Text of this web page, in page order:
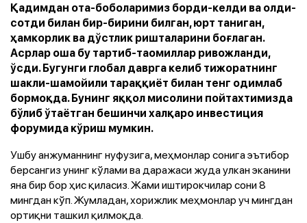
Қадимдан ота-боболаримиз борди-келди ва олди-
сотди билан бир-бирини билган, юрт таниган,
ҳамкорлик ва дўстлик ришталарини боғлаган.
Асрлар оша бу тартиб-таомиллар ривожланди,
ўсди. Бугунги глобал даврга келиб тижоратнинг
шакли-шамойили тараққиёт билан тенг одимлаб
бормоқда. Бунинг яққол мисолини пойтахтимизда
бўлиб ўтаётган бешинчи халқаро инвестиция
форумида кўриш мумкин.
Ушбу анжуманнинг нуфузига, меҳмонлар сонига эътибор
берсангиз унинг кўлами ва даражаси жуда улкан эканини
яна бир бор ҳис қиласиз. Жами иштирокчилар сони 8
мингдан кўп. Жумладан, хорижлик меҳмонлар уч мингдан
ортиқни ташкил қилмоқда.